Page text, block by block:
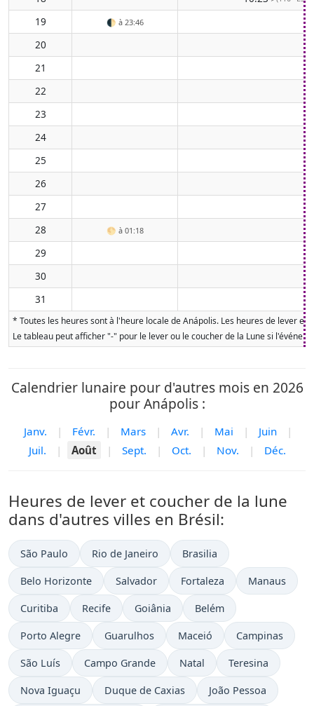
19 🌓 à 23:46
20
21
22
23
24
25
26
27
28
🌕 à 01:18
29
30
31
* Toutes les heures sont à l'heure locale de Anápolis. Les heures de lever
Le tableau peut afficher "-" pour le lever ou le coucher de la Lune si
Calendrier lunaire pour d'autres mois en 2026
pour Anápolis :
Janv. | Févr. | Mars | Avr. | Mai | Juin
|
Juil.
| Août | Sept. | Oct. | Nov. | Déc.
Heures de lever et coucher de la lune
dans d'autres villes en Brésil:
São Paulo Rio de Janeiro Brasilia
Belo Horizonte Salvador Fortaleza Manaus
Curitiba Recife Goiânia Belém
Porto Alegre Guarulhos Maceió Campinas
São Luís Campo Grande Natal Teresina
Nova Iguaçu Duque de Caxias João Pessoa